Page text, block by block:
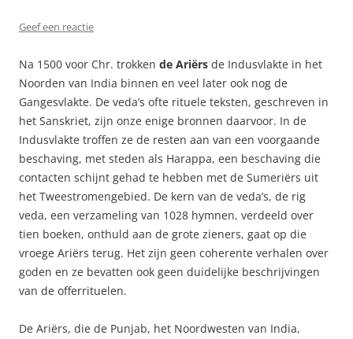
Geef een reactie
Na 1500 voor Chr. trokken de Ariërs de Indusvlakte in het
Noorden van India binnen en veel later ook nog de
Gangesvlakte. De veda’s ofte rituele teksten, geschreven in
het Sanskriet, zijn onze enige bronnen daarvoor. In de
Indusvlakte troffen ze de resten aan van een voorgaande
beschaving, met steden als Harappa, een beschaving die
contacten schijnt gehad te hebben met de Sumeriërs uit
het Tweestromengebied. De kern van de veda’s, de rig
veda, een verzameling van 1028 hymnen, verdeeld over
tien boeken, onthuld aan de grote zieners, gaat op die
vroege Ariërs terug. Het zijn geen coherente verhalen over
goden en ze bevatten ook geen duidelijke beschrijvingen
van de offerrituelen.
De Ariërs, die de Punjab, het Noordwesten van India,